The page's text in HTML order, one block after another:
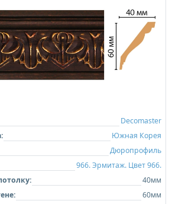
Decomaster
Южная Корея
Дюропрофиль
966. Эрмитаж. Цвет 966.
40мм
60мм